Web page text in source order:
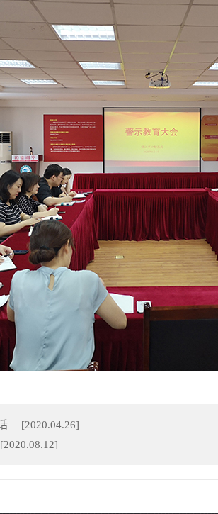
[2020.04.26]
[2020.08.12]